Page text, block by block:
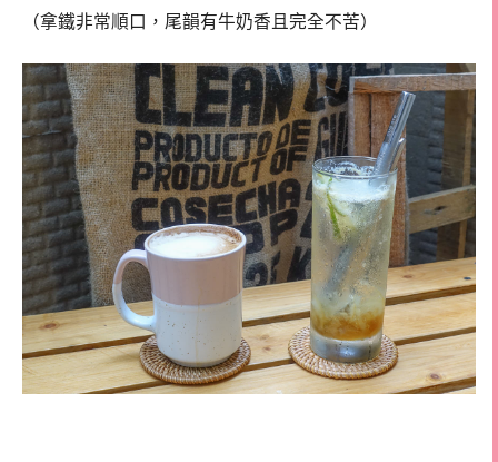
（拿鐵非常順口，尾韻有牛奶香且完全不苦）